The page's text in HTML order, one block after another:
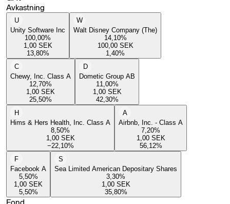
Avkastning
U
Unity Software Inc
100,00%
1,00 SEK
13,80%
W
Walt Disney Company (The)
14,10%
100,00 SEK
1,40%
C
Chewy, Inc. Class A
12,70%
1,00 SEK
25,50%
D
Dometic Group AB
11,00%
1,00 SEK
42,30%
H
Hims & Hers Health, Inc. Class A
8,50%
1,00 SEK
−22,10%
A
Airbnb, Inc. - Class A
7,20%
1,00 SEK
56,12%
F
Facebook A
5,50%
1,00 SEK
5,50%
S
Sea Limited American Depositary Shares
3,30%
1,00 SEK
35,80%